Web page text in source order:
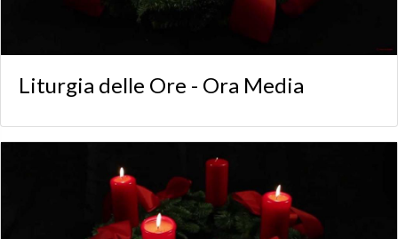
Liturgia delle Ore - Ora Media